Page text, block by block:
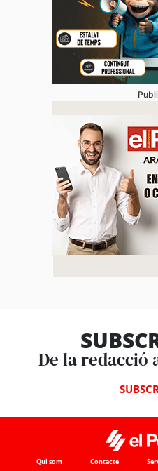
De la redacció
Qui som Contacte